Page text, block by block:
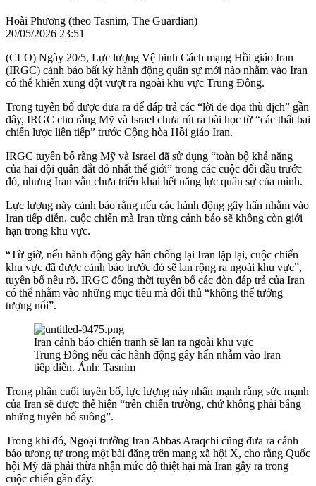
Hoài Phương (theo Tasnim, The Guardian)
20/05/2026 23:51
(CLO) Ngày 20/5, Lực lượng Vệ binh Cách mạng Hồi giáo Iran
(IRGC) cảnh báo bất kỳ hành động quân sự mới nào nhằm vào Iran
có thể khiến xung đột vượt ra ngoài khu vực Trung Đông.
Trong tuyên bố được đưa ra để đáp trả các “lời đe dọa thù địch” gần
đây, IRGC cho rằng Mỹ và Israel chưa rút ra bài học từ “các thất bại
chiến lược liên tiếp” trước Cộng hòa Hồi giáo Iran.
IRGC tuyên bố rằng Mỹ và Israel đã sử dụng “toàn bộ khả năng
của hai đội quân đắt đỏ nhất thế giới” trong các cuộc đối đầu trước
đó, nhưng Iran vẫn chưa triển khai hết năng lực quân sự của mình.
Lực lượng này cảnh báo rằng nếu các hành động gây hấn nhằm vào
Iran tiếp diễn, cuộc chiến mà Iran từng cảnh báo sẽ không còn giới
hạn trong khu vực.
“Từ giờ, nếu hành động gây hấn chống lại Iran lặp lại, cuộc chiến
khu vực đã được cảnh báo trước đó sẽ lan rộng ra ngoài khu vực”,
tuyên bố nêu rõ. IRGC đồng thời tuyên bố các đòn đáp trả của Iran
có thể nhằm vào những mục tiêu mà đối thủ “không thể tưởng
tượng nổi”.
Iran cảnh báo chiến tranh sẽ lan ra ngoài khu vực
Trung Đông nếu các hành động gây hấn nhằm vào Iran
tiếp diễn. Ảnh: Tasnim
Trong phần cuối tuyên bố, lực lượng này nhấn mạnh rằng sức mạnh
của Iran sẽ được thể hiện “trên chiến trường, chứ không phải bằng
những tuyên bố suông”.
Trong khi đó, Ngoại trưởng Iran Abbas Araqchi cũng đưa ra cảnh
báo tương tự trong một bài đăng trên mạng xã hội X, cho rằng Quốc
hội Mỹ đã phải thừa nhận mức độ thiệt hại mà Iran gây ra trong
cuộc chiến gần đây.